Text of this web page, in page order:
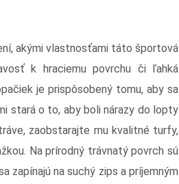
akými vlastnosťami táto športová
k hraciemu povrchu či ľahká
je prispôsobený tomu, aby sa
stará o to, aby boli nárazy do lopty
zaobstarajte mu kvalitné turfy,
Na prírodný trávnatý povrch sú
zapínajú na suchý zips a príjemným